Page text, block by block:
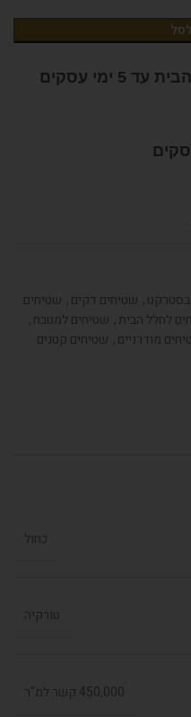
ימי עסקים
, שטיחים דקים, שטיחים
לחלל הבית, שטיחים למטבח,
מודרניים, שטיחים קטנים
כחול
טורקיה
450,000 קשר למ"ר